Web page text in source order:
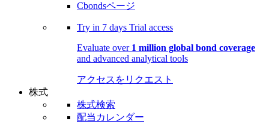
Cbondsページ
Try in 7 days Trial access
Evaluate over 1 million global bond coverage
and advanced analytical tools
アクセスをリクエスト
株式
株式検索
配当カレンダー